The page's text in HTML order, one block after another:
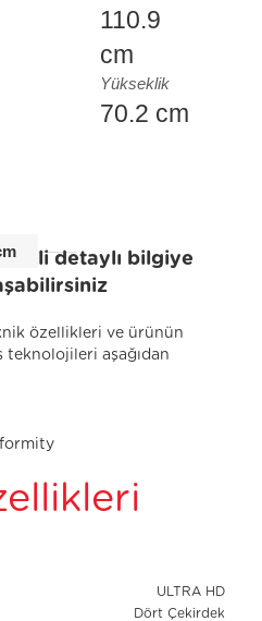
110.9
cm
Yükseklik
70.2 cm
ilgili detaylı bilgiye
özellikleri ve ürünün
aşağıdan
ULTRA HD
Dört Çekirdek